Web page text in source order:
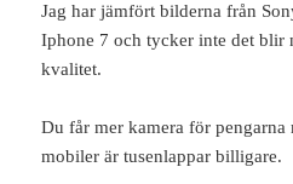
Jag har jämfört bilderna från
Iphone 7 och tycker inte det blir
kvalitet.
Du får mer kamera för pengarna
mobiler är tusenlappar billigare.